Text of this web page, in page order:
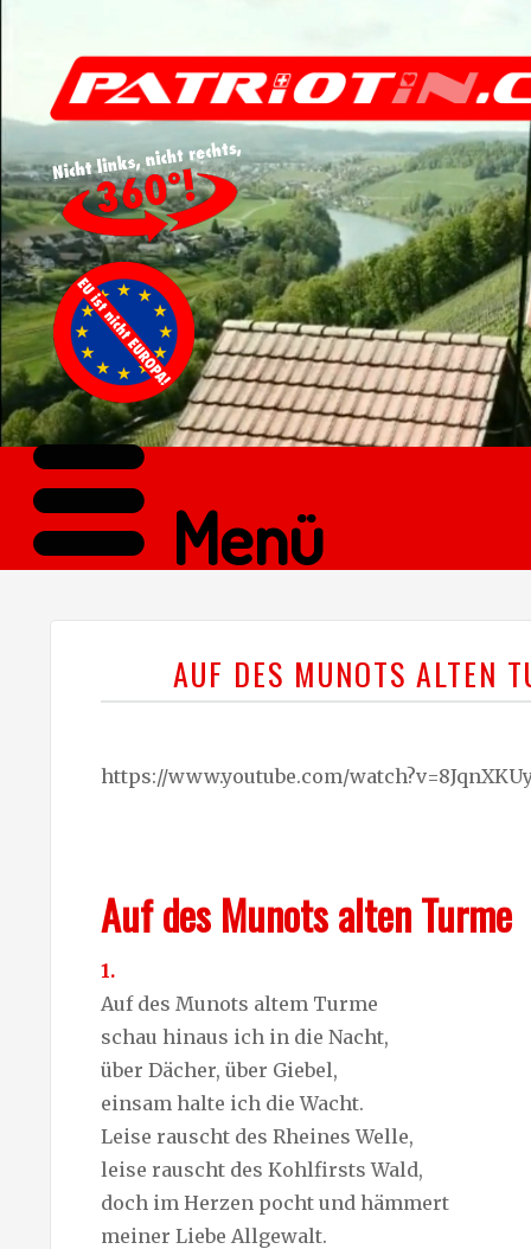
AUF DES MUNOTS ALTEN
https://www.youtube.com/
Auf des Munots alten Turme
1.
Auf des Munots altem Turme
schau hinaus ich in die Nacht,
über Dächer, über Giebel,
einsam halte ich die Wacht.
Leise rauscht des Rheines Welle,
leise rauscht des Kohlfirsts Wald,
doch im Herzen pocht und hämmert
meiner Liebe Allgewalt.
Menü